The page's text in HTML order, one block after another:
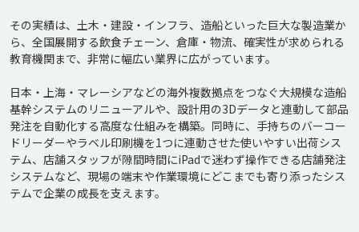
その実績は、土木・建設・インフラ、造船といった巨大な製造業か
ら、全国展開する飲食チェーン、倉庫・物流、確実性が求められる
教育機関まで、非常に幅広い業界に広がっています。
日本・上海・マレーシアなどの海外複数拠点をつなぐ大規模な造船
基幹システムのリニューアルや、設計用の3Dデータと連動して部品
発注を自動化する高度な仕組みを構築。同時に、手持ちのバーコー
ドリーダーやラベル印刷機を1つに連動させた使いやすい出荷シス
テム、店舗スタッフが隙間時間にiPadで迷わず操作できる店舗発注
システムなど、現場の端末や作業環境にどこまでも寄り添ったシス